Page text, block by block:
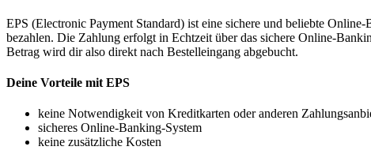
EPS (Electronic Payment Standard) ist eine sichere und beliebte
bezahlen. Die Zahlung erfolgt in Echtzeit über das sichere Online-
Betrag wird dir also direkt nach Bestelleingang abgebucht.
Deine Vorteile mit EPS
keine Notwendigkeit von Kreditkarten oder anderen
sicheres Online-Banking-System
keine zusätzliche Kosten